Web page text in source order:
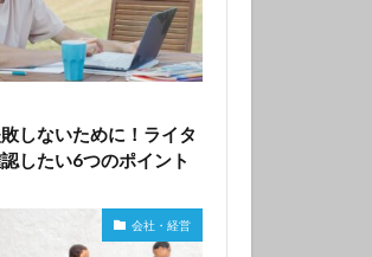
しないために！ライタ
したい6つのポイント
会社・経営